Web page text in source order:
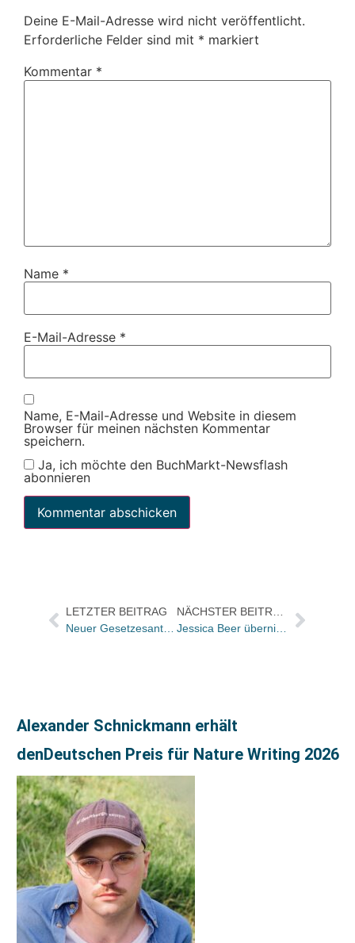
Deine E-Mail-Adresse wird nicht veröffentlicht.
Erforderliche Felder sind mit * markiert
Kommentar *
Name *
E-Mail-Adresse *
Name, E-Mail-Adresse und Website in diesem
Browser für meinen nächsten Kommentar
speichern.
Ja, ich möchte den BuchMarkt-Newsflash
abonnieren
LETZTER BEITRAG
Neuer Gesetzesantrag zum Leistungsschutzrecht wird morgen im Bundestag diskutiert
Alexander Schnickmann erhält
denDeutschen Preis für Nature Writing 2026